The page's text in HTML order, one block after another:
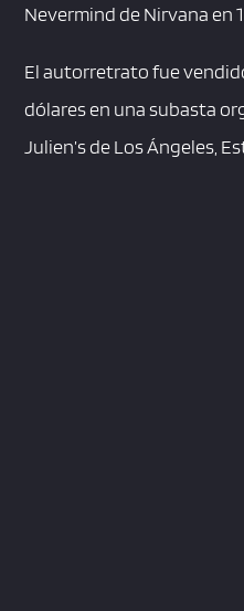
Nevermind de Nirvana en
El autorretrato fue
dólares en una subasta
Julien’s de Los Ángeles,